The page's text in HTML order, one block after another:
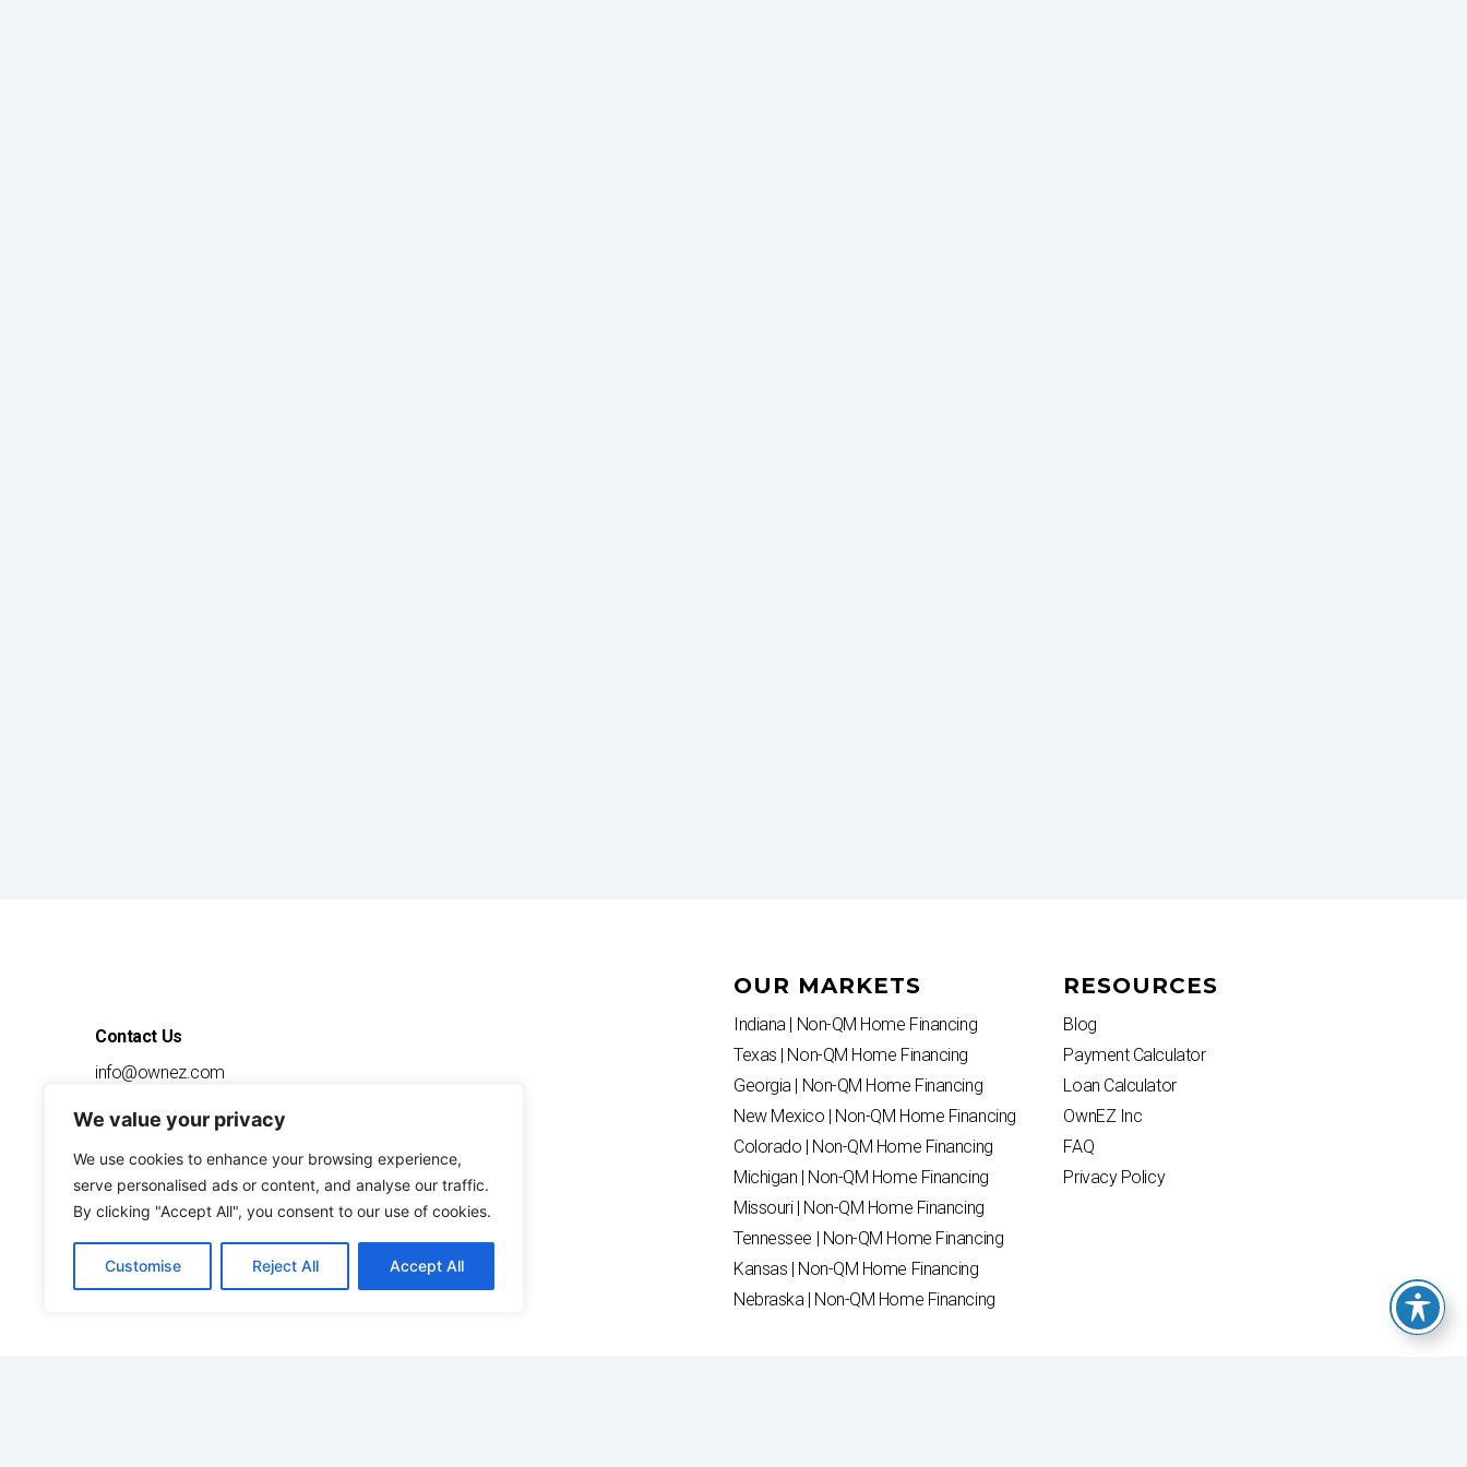
We value your privacy
We use cookies to enhance your browsing experience,
serve personalised ads or content, and analyse our traffic.
By clicking "Accept All", you consent to our use of cookies.
Customise Reject All Accept All
Contact Us
info@ownez.com
7600 Chevy Chase Drive Suite 300
TX, 78752
NMLS #1670474
F
a
I
n
o
T
i
G
o
i
OUR MARKETS
Indiana | Non-QM Home Financing
Texas | Non-QM Home Financing
Georgia | Non-QM Home Financing
New Mexico | Non-QM Home Financing
Colorado | Non-QM Home Financing
Michigan | Non-QM Home Financing
Missouri | Non-QM Home Financing
Tennessee | Non-QM Home Financing
Kansas | Non-QM Home Financing
Nebraska | Non-QM Home Financing
RESOURCES
Blog
Payment Calculator
Loan Calculator
OwnEZ Inc
FAQ
Privacy Policy